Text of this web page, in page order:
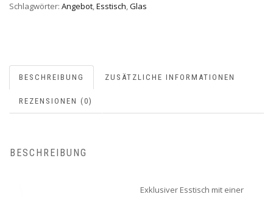
Schlagwörter: Angebot,Esstisch,Glas
BESCHREIBUNG ZUSÄTZLICHE INFORMATIONEN
REZENSIONEN (0)
BESCHREIBUNG
Exklusiver Esstisch mit einer